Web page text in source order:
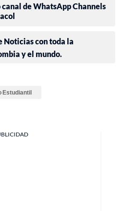
de WhatsApp Channels
Noticias con toda la
y el mundo.
Estudiantil